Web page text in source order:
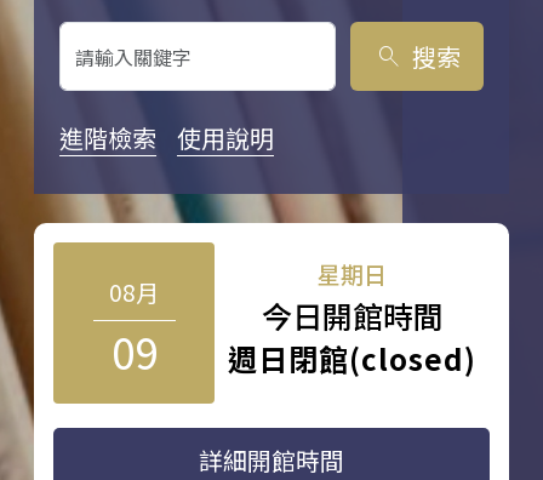
search 搜索
進階檢索 使用說明
08月
09
星期日
今日開館時間
週日閉館(closed)
詳細開館時間